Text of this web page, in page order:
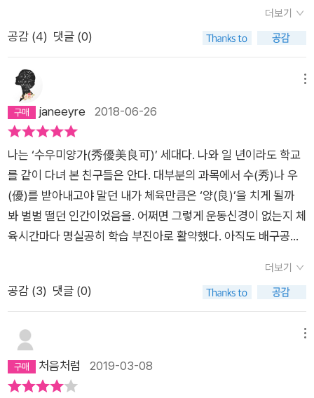
으로 말이 되나? 마지막에는 골키퍼까지 스텝오버로 제치고 골
을 꽂아 넣는데, 축구가저렇게까지 아름다울 노릇인가 어이없을
정도였다. 우아한 헛다리와 그물 안으로 감겨들어 가는 공의 궤적
과관중들의 얼굴에 역력한 감동의 흔적. 어마어마한 규모의 관중
이 일제히 함성을 질렀지만 세상이 잠시 숨을죽인 것 같은 시간이
었다. 그때부터 축구에 본격적으로 빠져들어 오랫동안 호나우두
를 따라다니며 해외 축구를찾아봤다. (새벽 중계가 대부분이어서
오랜만에 AM 김혼비가맹활약했다.)=================
========================그런데 직접 여자가 축구
를 한다? 아빠 주변에는 물론 축구 하는 여자가없기 때문에 축구
하는 여자들의 이야기를 들어볼 기회가 없었어. 이 책은 그런 축
구 하는 여자가 직접 이야기해주는 것 같았어. 그들이 뛴 경기뿐
만 아니라 경기장 밖에 있었던 일들까지 말이야. 그것도극적인 반
전과 순발력 있는 위트까지 가미해서 말이지… 때로는 콧등 찡한
구를 하는 것일까? 여자축구에는 어떤 매력이 있을까? 남자 축구
와 달리 섬세함이 있다면서 이번에는 트럼프 카드를 소환해서 비
유했단다. 지은이는 비유의 천재야…=================
========================(210)신체 조건상 남자
골을, 모든 축구 소녀들의 첫 골을, 모든 그녀들의 첫 골을 미리
그리고 계속계속 축하한다!!2019. 10. 2.
있는 저자의 팀 동료들도 부상없이 승승장구하길 바라게 되었다.
화이팅들 하세요!!일상에서 개인이 편견에 맞서 할 수 있는 운동
가 00를 한다고?”라는 문장에서 00에 들어갈 단어의 숫자를 줄
이는 것 같은. 나와 우리 팀과 수많은 여자 축구팀 동료들은 저기
서 ‘축구’라는 단어 하나를 빼는 일을 하고 있는 셈이다. - 27220
18. jun.
킬링&힐링 포인트가 알알이 박혀 있고 챕터마다 배우고 감동한
다. ‘나‘의 직접적인 경험과 배움을, 축구의 용어와 룰을 자유자재
솔직하고 유머러스하며 감동적인 책이 되었다. 전체를 살피는 현
명한 눈과 집요하게 맨투맨으로 달라붙는 솔직한 관찰과 두 번 세
번 아니라 시종일관 꺾어 웃음을 터뜨리는 유머를 적극 추천한다.
는 모습을 신기하게 쳐다보고 있었다. 앞에 가던 언니 셋도 공을
툭툭 차며 돌아본 것은 물론이고 경기 중인 선수들도 잠시 멈춰서
감독 할아버지를 쳐다봤다. 마치 몇 년에 한 번 핀다는 대나무 꽃
처럼 희귀한 걸 본 놀라움에 젖어 있는 것 같았다. 아, 저 꽃이 지
금 피어서는 안 되는데, 저거 내가 곧 꺾어 버리게 될 텐데.…. 큰
일이었다. 저렇게 좋아했는데 그게 오해였단 걸 알면 크게 실망할
게 분명했다. 실망하는 거야 어쩔 수 없지만 저렇게까지 극적으로
황에서 내가 할 수 있는 건 없었다. 드리블도 어려운 일이고, 누군
가의 오해를 푸는 것도 어려운 일인데 ‘드리블하면서 오해 풀기‘
같은, ‘누워서 떡 먹기의 완벽한 반대말 같은 것을 내가 할 수 있
을 리 없다.화산의 나라 아이슬란드에서 가장 거대한 화산이, 191
더보기
공감 (4) 댓글 (0)
janeeyre 2018-06-26
나는 ‘수우미양가(秀優美良可)’ 세대다. 나와 일 년이라도 학교
를 같이 다녀 본 친구들은 안다. 대부분의 과목에서 수(秀)나 우
(優)를 받아내고야 말던 내가 체육만큼은 ‘양(良)’을 치게 될까
봐 벌벌 떨던 인간이었음을. 어쩌면 그렇게 운동신경이 없는지 체
육시간마다 명실공히 학습 부진아로 활약했다. 아직도 배구공을
날이 생생히다. 한편 성실하기는 무식하기 그지없어 끈덕지게 수
업에 임하는 모습 때문에 체육 선생님은 늘 고심하셨다. 한숨을
스포츠에 관심이 자랄 일도 없었다. 전설이라는 2002년 월드컵
때도 아르바이트하느라 경기 한번 제대로 보지 못했고 당연히 응
원을 나가본 적도 없다. 이건 진짜 심각하다. 지금도 달라진 게 없
더보기
공감 (3) 댓글 (0)
처음처럼 2019-03-08